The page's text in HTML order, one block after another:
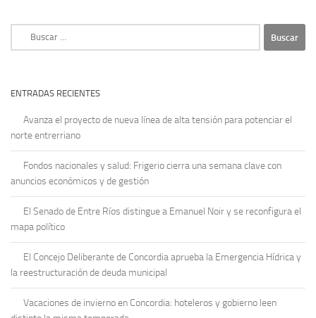
ENTRADAS RECIENTES
Avanza el proyecto de nueva línea de alta tensión para potenciar el
norte entrerriano
Fondos nacionales y salud: Frigerio cierra una semana clave con
anuncios económicos y de gestión
El Senado de Entre Ríos distingue a Emanuel Noir y se reconfigura el
mapa político
El Concejo Deliberante de Concordia aprueba la Emergencia Hídrica y
la reestructuración de deuda municipal
Vacaciones de invierno en Concordia: hoteleros y gobierno leen